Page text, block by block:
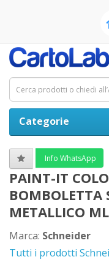
Categorie
Info WhatsApp
PAINT-IT
BOMBOLETTA
METALLICO
Marca: Schneider
Tutti i prodotti